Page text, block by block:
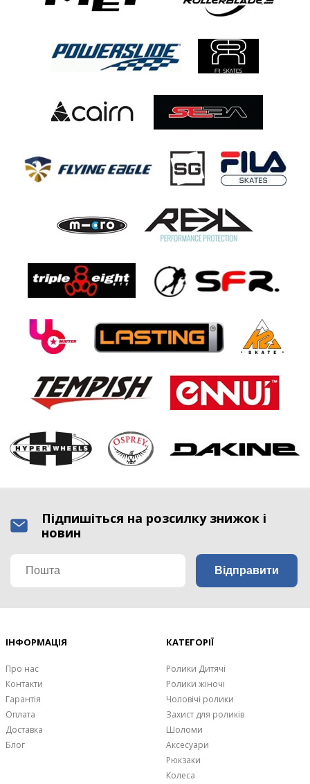
Підпишіться на розсилку знижок і
новин
ІНФОРМАЦІЯ
Про нас
Контакти
Гарантія
Оплата
Доставка
Блог
КАТЕГОРІЇ
Ролики Дитячі
Ролики жіночі
Чоловічі ролики
Захист для роликів
Шоломи
Аксесуари
Рюкзаки
Колеса